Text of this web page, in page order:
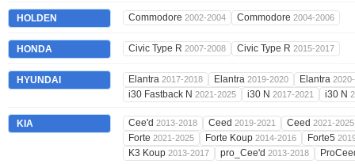
HOLDEN Commodore 2002-2004 Commodore 2004-2006
HONDA Civic Type R 2007-2008 Civic Type R 2015-2017
HYUNDAI Elantra 2017-2018 Elantra 2019-2020 Elantra
i30 Fastback N 2021-2025 i30 N 2017-2021 i30 N
KIA Cee'd 2013-2018 Ceed 2019-2021 Ceed 2021-2025
Forte 2021-2025 Forte Koup 2014-2016 Forte5
K3 Koup 2013-2017 pro_Cee'd 2013-2018